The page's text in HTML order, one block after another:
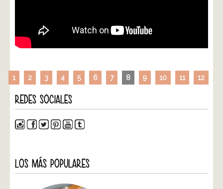
1 2 3 4 5 6 7 8 9 10 11 12
REDES SOCIALES
LOS MÁS POPULARES